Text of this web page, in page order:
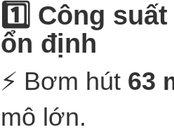
1️⃣ Công
ổn định
⚡ Bơm hút 63
mô lớn.